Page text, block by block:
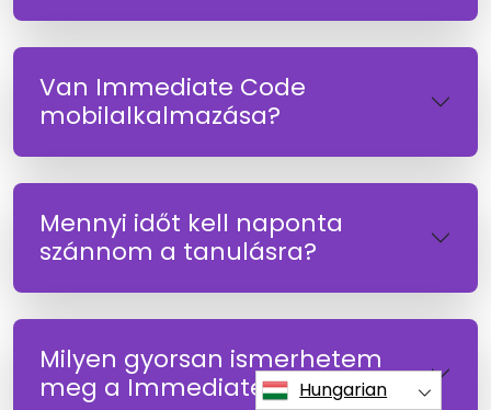
Van Immediate Code
mobilalkalmazása?
Mennyi időt kell naponta
szánnom a tanulásra?
Milyen gyorsan ismerhetem
meg a Immediate Code-t?
Hungarian